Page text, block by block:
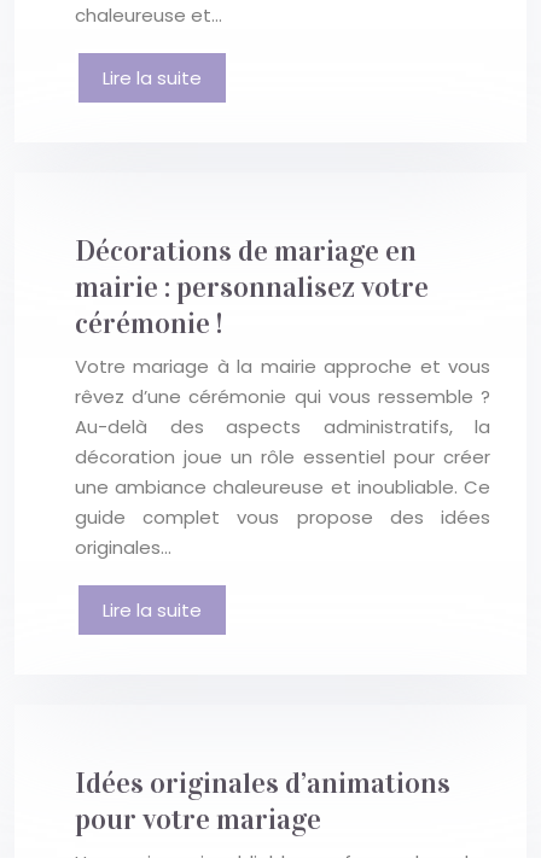
chaleureuse et…
Lire la suite
Décorations de mariage en
mairie : personnalisez votre
cérémonie !
Votre mariage à la mairie approche et vous
rêvez d’une cérémonie qui vous ressemble ?
Au-delà des aspects administratifs, la
décoration joue un rôle essentiel pour créer
une ambiance chaleureuse et inoubliable. Ce
guide complet vous propose des idées
originales…
Lire la suite
Idées originales d’animations
pour votre mariage